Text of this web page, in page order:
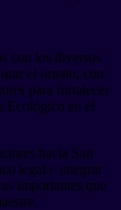
con los diversos
el ornato, con
para fortalecer
Ecológico en el
hacia San
legal e integrar
importantes que